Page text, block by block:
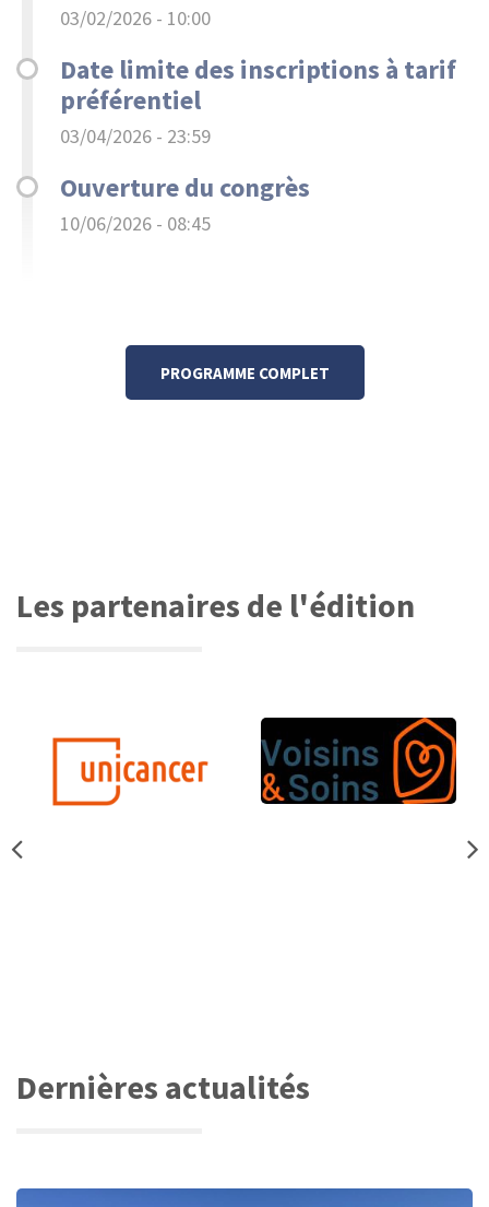
03/02/2026 - 10:00
Date limite des inscriptions à tarif
préférentiel
03/04/2026 - 23:59
Ouverture du congrès
10/06/2026 - 08:45
PROGRAMME COMPLET
Les partenaires de l'édition
Dernières actualités